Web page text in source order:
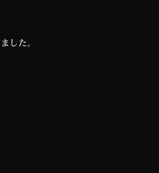
した。